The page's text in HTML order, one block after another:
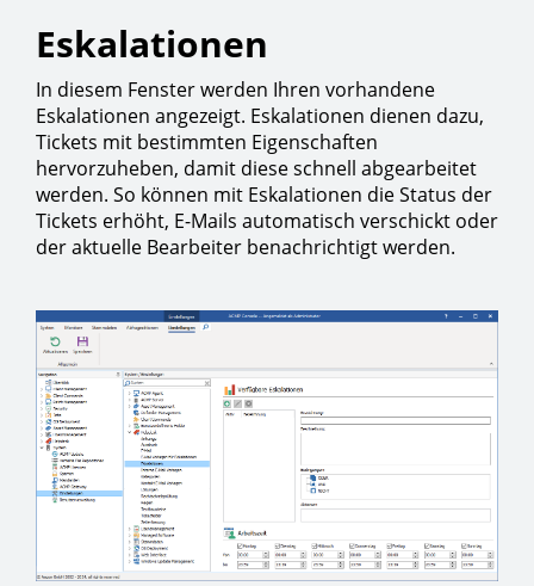
Eskalationen
In diesem Fenster werden Ihren vorhandene
Eskalationen angezeigt. Eskalationen dienen dazu,
Tickets mit bestimmten Eigenschaften
hervorzuheben, damit diese schnell abgearbeitet
werden. So können mit Eskalationen die Status der
Tickets erhöht, E-Mails automatisch verschickt oder
der aktuelle Bearbeiter benachrichtigt werden.